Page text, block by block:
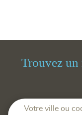
Trouvez un
Votre ville ou